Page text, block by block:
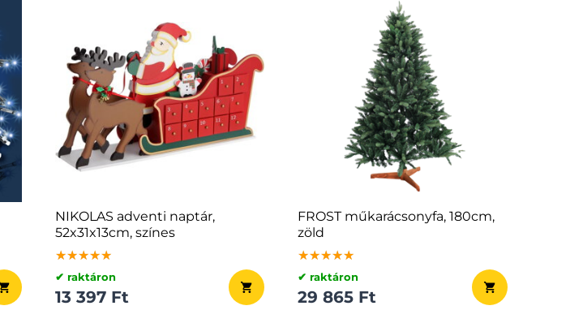
NIKOLAS adventi naptár,
52x31x13cm, színes
★★★★★
★★★★★
★★★★★
✔ raktáron
13 397 Ft
FROST műkarácsonyfa, 180cm,
zöld
★★★★★
★★★★★
★★★★★
✔ raktáron
29 865 Ft